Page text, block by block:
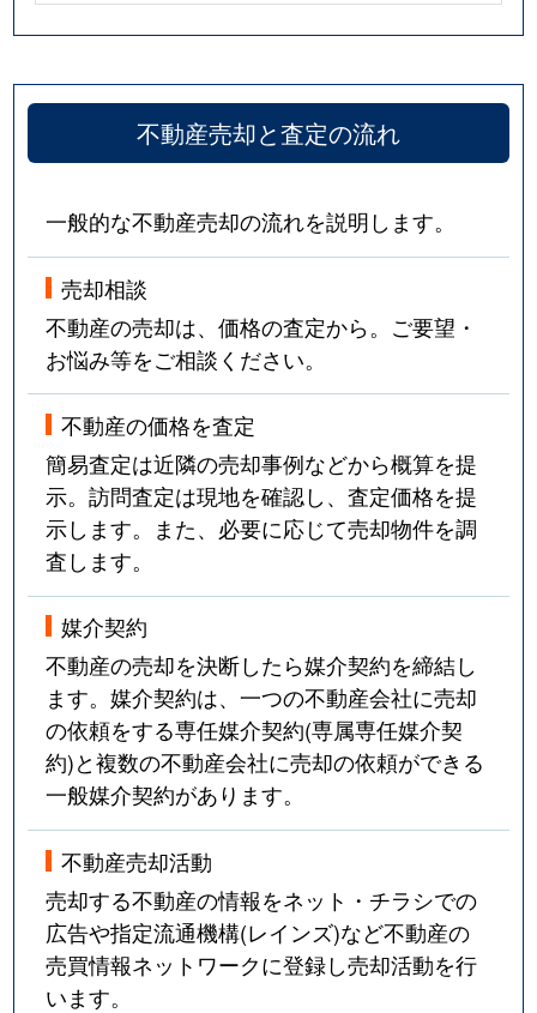
不動産売却と査定の流れ
一般的な不動産売却の流れを説明します。
売却相談
不動産の売却は、価格の査定から。ご要望・
お悩み等をご相談ください。
不動産の価格を査定
簡易査定は近隣の売却事例などから概算を提
示。訪問査定は現地を確認し、査定価格を提
示します。また、必要に応じて売却物件を調
査します。
媒介契約
不動産の売却を決断したら媒介契約を締結し
ます。媒介契約は、一つの不動産会社に売却
の依頼をする専任媒介契約(専属専任媒介契
約)と複数の不動産会社に売却の依頼ができる
一般媒介契約があります。
不動産売却活動
売却する不動産の情報をネット・チラシでの
広告や指定流通機構(レインズ)など不動産の
売買情報ネットワークに登録し売却活動を行
います。